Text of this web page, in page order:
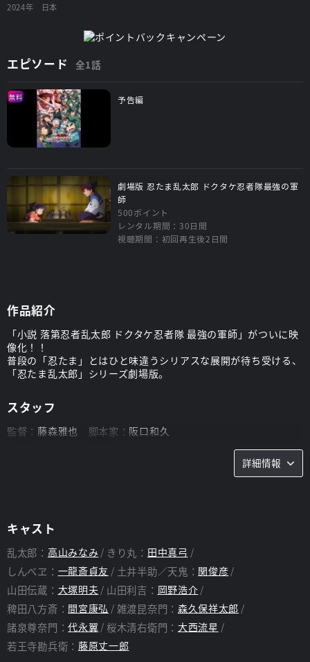
2024年 日本
エピソード 全1話
無料 予告編
劇場版 忍たま乱太郎 ドクタケ忍者隊最強の軍
師
500ポイント
レンタル期間：30日間
視聴期間：初回再生後2日間
作品紹介
「小説 落第忍者乱太郎 ドクタケ忍者隊 最強の軍師」がついに映
像化！！
普段の「忍たま」とはひと味違うシリアスな展開が待ち受ける、
「忍たま乱太郎」シリーズ劇場版。
スタッフ
監督：藤森雅也 脚本家： 阪口和久
詳細情報
キャスト
乱太郎： 高山みなみ きり丸： 田中真弓
しんべヱ： 一龍斎貞友 土井半助／天鬼： 関俊彦
山田伝蔵： 大塚明夫 山田利吉： 岡野浩介
稗田八方斎： 間宮康弘 雑渡昆奈門： 森久保祥太郎
諸泉尊奈門：代永翼 桜木清右衛門： 大西流星
若王寺勘兵衛： 藤原丈一郎